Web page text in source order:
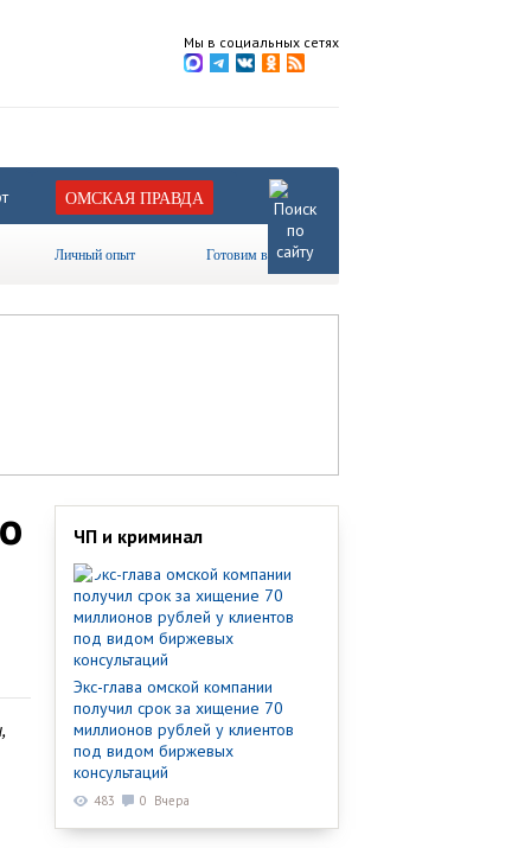
Мы в социальных сетях
ОМСКАЯ ПРАВДА
Личный опыт Готовим вместе
ЧП и криминал
Экс-глава омской компании
получил срок за хищение 70
миллионов рублей у клиентов
под видом биржевых
консультаций
483 0 Вчера